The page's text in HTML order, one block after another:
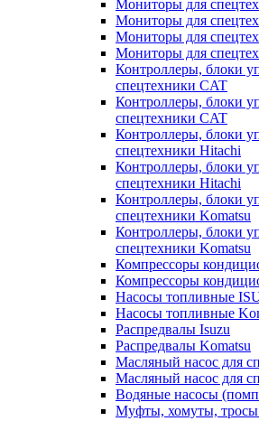
Мониторы для
Мониторы для
Мониторы для
Мониторы для
Контроллеры, блоки
спецтехники CAT
Контроллеры, блоки
спецтехники CAT
Контроллеры, блоки
спецтехники Hitachi
Контроллеры, блоки
спецтехники Hitachi
Контроллеры, блоки
спецтехники Komatsu
Контроллеры, блоки
спецтехники Komatsu
Компрессоры
Компрессоры
Насосы топливные
Насосы топливные
Распредвалы Isuzu
Распредвалы Komatsu
Масляный насос для
Масляный насос для
Водяные насосы
Муфты, хомуты, тросы